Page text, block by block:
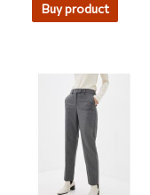
Buy product